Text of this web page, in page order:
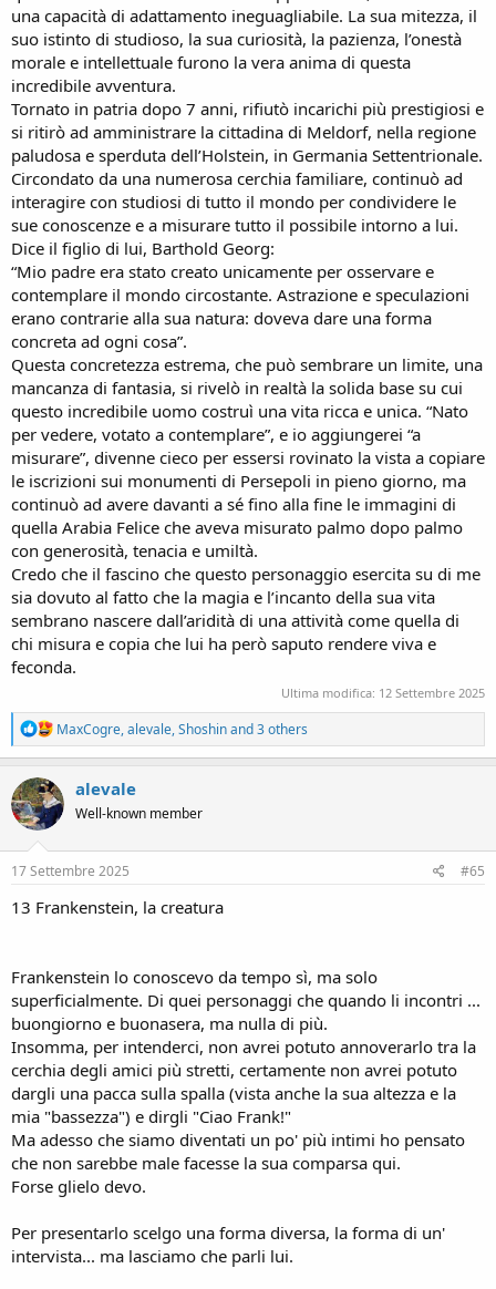
una capacità di adattamento ineguagliabile. La sua mitezza, il
suo istinto di studioso, la sua curiosità, la pazienza, l’onestà
morale e intellettuale furono la vera anima di questa
incredibile avventura.
Tornato in patria dopo 7 anni, rifiutò incarichi più prestigiosi e
si ritirò ad amministrare la cittadina di Meldorf, nella regione
paludosa e sperduta dell’Holstein, in Germania Settentrionale.
Circondato da una numerosa cerchia familiare, continuò ad
interagire con studiosi di tutto il mondo per condividere le
sue conoscenze e a misurare tutto il possibile intorno a lui.
Dice il figlio di lui, Barthold Georg:
“Mio padre era stato creato unicamente per osservare e
contemplare il mondo circostante. Astrazione e speculazioni
erano contrarie alla sua natura: doveva dare una forma
concreta ad ogni cosa”.
Questa concretezza estrema, che può sembrare un limite, una
mancanza di fantasia, si rivelò in realtà la solida base su cui
questo incredibile uomo costruì una vita ricca e unica. “Nato
per vedere, votato a contemplare”, e io aggiungerei “a
misurare”, divenne cieco per essersi rovinato la vista a copiare
le iscrizioni sui monumenti di Persepoli in pieno giorno, ma
continuò ad avere davanti a sé fino alla fine le immagini di
quella Arabia Felice che aveva misurato palmo dopo palmo
con generosità, tenacia e umiltà.
Credo che il fascino che questo personaggio esercita su di me
sia dovuto al fatto che la magia e l’incanto della sua vita
sembrano nascere dall’aridità di una attività come quella di
chi misura e copia che lui ha però saputo rendere viva e
feconda.
Ultima modifica: 12 Settembre 2025
R
e
a
t
i
n
s
MaxCogre,alevale,Shoshinand 3 others
alevale
Well-known member
17 Settembre 2025 #65
13 Frankenstein, la creatura
Frankenstein lo conoscevo da tempo sì, ma solo
superficialmente. Di quei personaggi che quando li incontri ...
buongiorno e buonasera, ma nulla di più.
Insomma, per intenderci, non avrei potuto annoverarlo tra la
cerchia degli amici più stretti, certamente non avrei potuto
dargli una pacca sulla spalla (vista anche la sua altezza e la
mia "bassezza") e dirgli "Ciao Frank!"
Ma adesso che siamo diventati un po' più intimi ho pensato
che non sarebbe male facesse la sua comparsa qui.
Forse glielo devo.
Per presentarlo scelgo una forma diversa, la forma di un'
intervista... ma lasciamo che parli lui.